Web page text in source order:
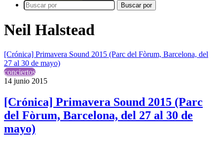
Buscar por
Neil Halstead
[Crónica] Primavera Sound 2015 (Parc del Fòrum, Barcelona, del
27 al 30 de mayo)
conciertos
14 junio 2015
[Crónica] Primavera Sound 2015 (Parc
del Fòrum, Barcelona, del 27 al 30 de
mayo)